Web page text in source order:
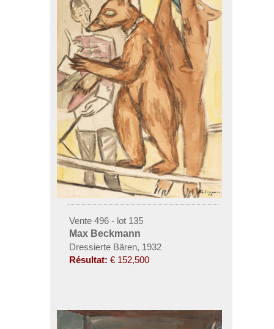
Vente 496 - lot 135
Max Beckmann
Dressierte Bären, 1932
Résultat: € 152,500